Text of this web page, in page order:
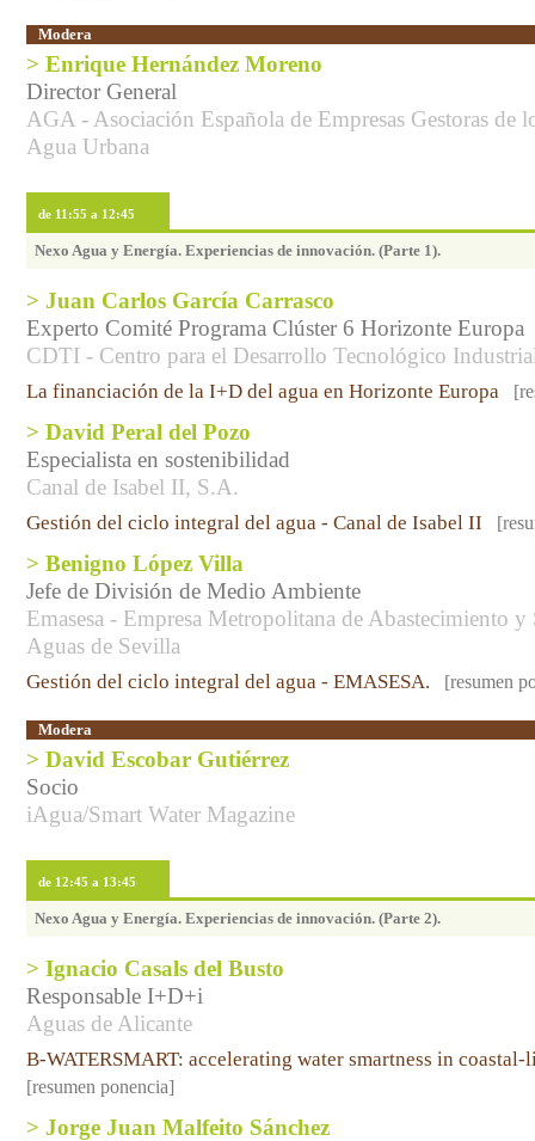
Modera
> Enrique Hernández Moreno
Director General
AGA - Asociación Española de Empresas Gestoras de
Agua Urbana
de 11:55 a 12:45
Nexo Agua y Energía. Experiencias de innovación. (Parte 1).
> Juan Carlos García Carrasco
Experto Comité Programa Clúster 6 Horizonte Europa
CDTI - Centro para el Desarrollo Tecnológico
La financiación de la I+D del agua en Horizonte Europa
> David Peral del Pozo
Especialista en sostenibilidad
Canal de Isabel II, S.A.
Gestión del ciclo integral del agua - Canal de Isabel II
> Benigno López Villa
Jefe de División de Medio Ambiente
Emasesa - Empresa Metropolitana de Abastecimiento y
Aguas de Sevilla
Gestión del ciclo integral del agua - EMASESA. [resumen
Modera
> David Escobar Gutiérrez
Socio
iAgua/Smart Water Magazine
de 12:45 a 13:45
Nexo Agua y Energía. Experiencias de innovación. (Parte 2).
> Ignacio Casals del Busto
Responsable I+D+i
Aguas de Alicante
B-WATERSMART: accelerating water smartness in
[resumen ponencia]
> Jorge Juan Malfeito Sánchez